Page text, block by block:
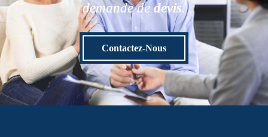
demande de devis.
Contactez-Nous